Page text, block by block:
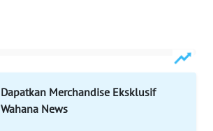
Dapatkan Merchandise Eksklusif
Wahana News